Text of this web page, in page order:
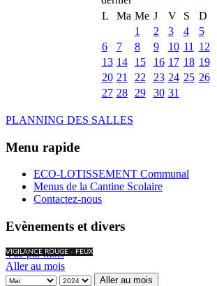
L
Ma Me J V S
D
1
2 3 4
5
6
7 8 9 10 11
12
13 14 15 16 17 18 19
20 21 22 23 24 25 26
27 28 29 30 31
PLANNING DES SALLES
Menu rapide
ECO-LOTISSEMENT Communal
Menus de la Cantine Scolaire
Contactez-nous
Evènements et divers
VIGILANCE ROUGE - FEUX
Vue par mois
Aller au mois
Aller au mois